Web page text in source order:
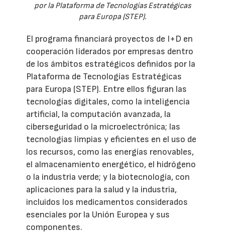
por la Plataforma de Tecnologías Estratégicas
para Europa (STEP).
El programa financiará proyectos de I+D en
cooperación liderados por empresas dentro
de los ámbitos estratégicos definidos por la
Plataforma de Tecnologías Estratégicas
para Europa (STEP). Entre ellos figuran las
tecnologías digitales, como la inteligencia
artificial, la computación avanzada, la
ciberseguridad o la microelectrónica; las
tecnologías limpias y eficientes en el uso de
los recursos, como las energías renovables,
el almacenamiento energético, el hidrógeno
o la industria verde; y la biotecnología, con
aplicaciones para la salud y la industria,
incluidos los medicamentos considerados
esenciales por la Unión Europea y sus
componentes.